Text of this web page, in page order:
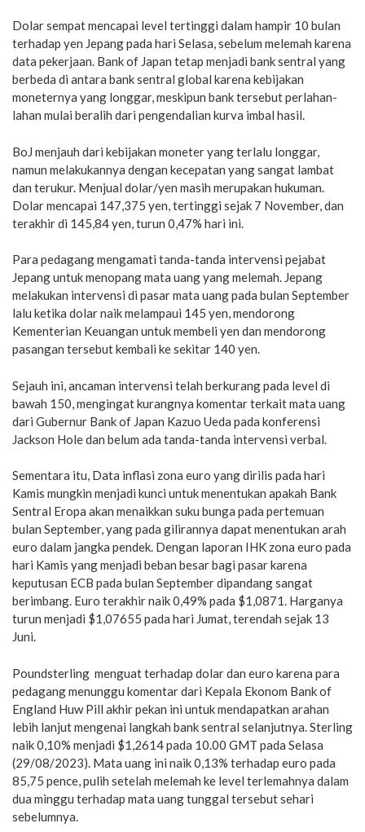
Dolar sempat mencapai level tertinggi dalam hampir 10 bulan
terhadap yen Jepang pada hari Selasa, sebelum melemah karena
data pekerjaan. Bank of Japan tetap menjadi bank sentral yang
berbeda di antara bank sentral global karena kebijakan
moneternya yang longgar, meskipun bank tersebut perlahan-
lahan mulai beralih dari pengendalian kurva imbal hasil.
BoJ menjauh dari kebijakan moneter yang terlalu longgar,
namun melakukannya dengan kecepatan yang sangat lambat
dan terukur. Menjual dolar/yen masih merupakan hukuman.
Dolar mencapai 147,375 yen, tertinggi sejak 7 November, dan
terakhir di 145,84 yen, turun 0,47% hari ini.
Para pedagang mengamati tanda-tanda intervensi pejabat
Jepang untuk menopang mata uang yang melemah. Jepang
melakukan intervensi di pasar mata uang pada bulan September
lalu ketika dolar naik melampaui 145 yen, mendorong
Kementerian Keuangan untuk membeli yen dan mendorong
pasangan tersebut kembali ke sekitar 140 yen.
Sejauh ini, ancaman intervensi telah berkurang pada level di
bawah 150, mengingat kurangnya komentar terkait mata uang
dari Gubernur Bank of Japan Kazuo Ueda pada konferensi
Jackson Hole dan belum ada tanda-tanda intervensi verbal.
Sementara itu, Data inflasi zona euro yang dirilis pada hari
Kamis mungkin menjadi kunci untuk menentukan apakah Bank
Sentral Eropa akan menaikkan suku bunga pada pertemuan
bulan September, yang pada gilirannya dapat menentukan arah
euro dalam jangka pendek. Dengan laporan IHK zona euro pada
hari Kamis yang menjadi beban besar bagi pasar karena
keputusan ECB pada bulan September dipandang sangat
berimbang. Euro terakhir naik 0,49% pada $1,0871. Harganya
turun menjadi $1,07655 pada hari Jumat, terendah sejak 13
Juni.
Poundsterling menguat terhadap dolar dan euro karena para
pedagang menunggu komentar dari Kepala Ekonom Bank of
England Huw Pill akhir pekan ini untuk mendapatkan arahan
lebih lanjut mengenai langkah bank sentral selanjutnya. Sterling
naik 0,10% menjadi $1,2614 pada 10.00 GMT pada Selasa
(29/08/2023). Mata uang ini naik 0,13% terhadap euro pada
85,75 pence, pulih setelah melemah ke level terlemahnya dalam
dua minggu terhadap mata uang tunggal tersebut sehari
sebelumnya.